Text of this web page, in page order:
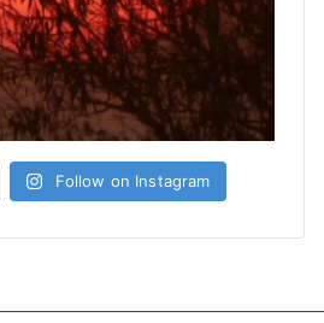
Follow on Instagram